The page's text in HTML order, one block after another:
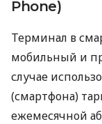
Phone)
Терминал в
мобильный и
случае
(смартфона)
ежемесячной